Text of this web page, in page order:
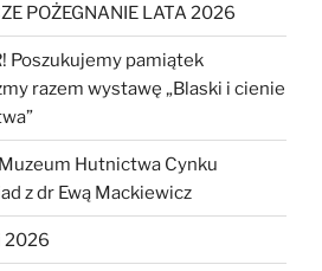
POŻEGNANIE LATA 2026
Poszukujemy pamiątek
razem wystawę „Blaski i cienie
Hutnictwa Cynku
z dr Ewą Mackiewicz
2026